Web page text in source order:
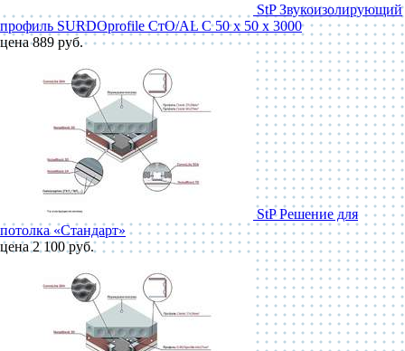
StP Звукоизолирующий
профиль SURDOprofile СтО/AL С 50 x 50 x 3000
цена 889 руб.
StP Решение для
потолка «Стандарт»
цена 2 100 руб.